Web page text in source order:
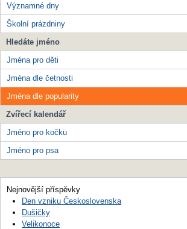
Významné dny
Školní prázdniny
Hledáte jméno
Jména pro děti
Jména dle četnosti
Jména dle popularity
Zvířecí kalendář
Jméno pro kočku
Jméno pro psa
Nejnovější příspěvky
Den vzniku Československa
Dušičky
Velikonoce